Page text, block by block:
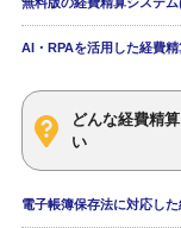
AI・RPAを活用した経費
どんな経費精
い
電子帳簿保存法に対応し